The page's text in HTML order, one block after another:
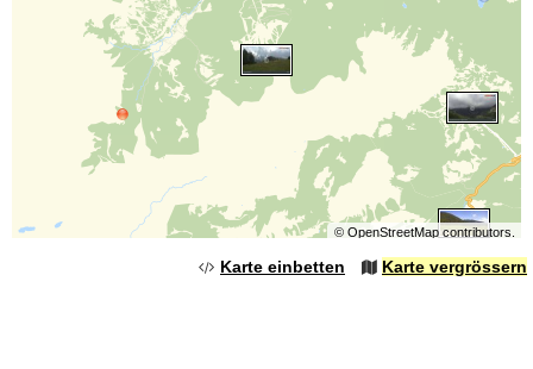
© OpenStreetMapcontributors.
Karte einbetten Karte vergrössern